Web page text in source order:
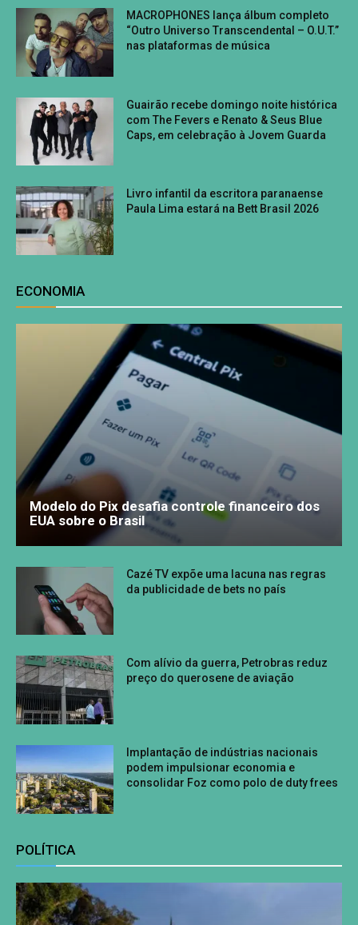
MACROPHONES lança álbum completo
“Outro Universo Transcendental – O.U.T.”
nas plataformas de música
Guairão recebe domingo noite histórica
com The Fevers e Renato & Seus Blue
Caps, em celebração à Jovem Guarda
Livro infantil da escritora paranaense
Paula Lima estará na Bett Brasil 2026
ECONOMIA
Modelo do Pix desafia controle financeiro dos
EUA sobre o Brasil
Cazé TV expõe uma lacuna nas regras
da publicidade de bets no país
Com alívio da guerra, Petrobras reduz
preço do querosene de aviação
Implantação de indústrias nacionais
podem impulsionar economia e
consolidar Foz como polo de duty frees
POLÍTICA